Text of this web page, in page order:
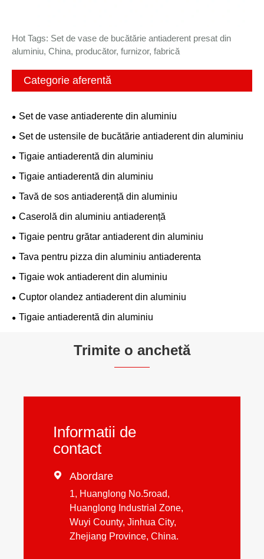
Hot Tags: Set de vase de bucătărie antiaderent presat din
aluminiu, China, producător, furnizor, fabrică
Categorie aferentă
Set de vase antiaderente din aluminiu
Set de ustensile de bucătărie antiaderent din aluminiu
Tigaie antiaderentă din aluminiu
Tigaie antiaderentă din aluminiu
Tavă de sos antiaderență din aluminiu
Caserolă din aluminiu antiaderență
Tigaie pentru grătar antiaderent din aluminiu
Tava pentru pizza din aluminiu antiaderenta
Tigaie wok antiaderent din aluminiu
Cuptor olandez antiaderent din aluminiu
Tigaie antiaderentă din aluminiu
Trimite o anchetă
Informatii de
contact
 Abordare
1, Huanglong No.5road,
Huanglong Industrial Zone,
Wuyi County, Jinhua City,
Zhejiang Province, China.